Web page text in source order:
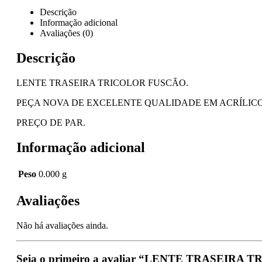
Descrição
Informação adicional
Avaliações (0)
Descrição
LENTE TRASEIRA TRICOLOR FUSCÃO.
PEÇA NOVA DE EXCELENTE QUALIDADE EM
PREÇO DE PAR.
Informação adicional
Peso 0.000 g
Avaliações
Não há avaliações ainda.
Seja o primeiro a avaliar “LENTE TRASEIRA